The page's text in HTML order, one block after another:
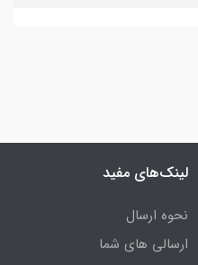
لینک‌های مفید
نحوه ارسال
ارسالی های شما